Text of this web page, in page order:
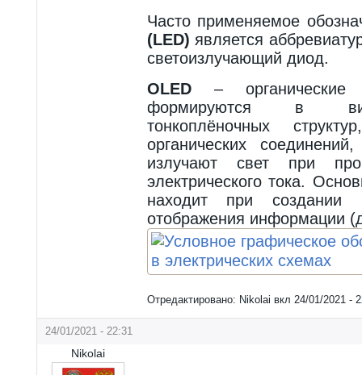
Часто применяемое
(LED) является
светоизлучающий диод.
OLED– органические
формируются в
тонкоплёночных
органических
излучают свет при
электрического тока.
находит при создании
отображения информации
Отредактировано: Nikolai вкл 24/01/2021 -
24/01/2021 - 22:31
Nikolai